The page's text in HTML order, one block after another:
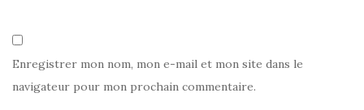
Enregistrer mon nom, mon e-mail et mon site dans le
navigateur pour mon prochain commentaire.